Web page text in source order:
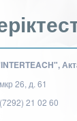
мкр 26, д. 61
21 02 60